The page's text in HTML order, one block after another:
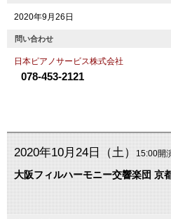
2020年9月26日
問い合わせ
日本ピアノサービス株式会社
078-453-2121
2020年10月24日（土）15:00開
大阪フィルハーモニー交響楽団 京